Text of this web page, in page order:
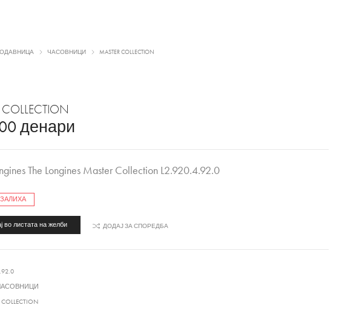
ЧАСОВНИЦИ MASTER COLLECTION
COLLECTION
денари
The Longines Master Collection L2.920.4.92.0
во листата на желби ДОДАЈ ЗА СПОРЕДБА